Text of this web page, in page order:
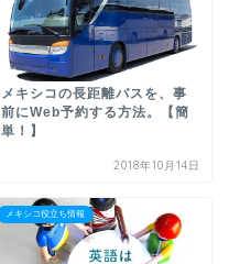
メキシコの長距離バスを、事
前にWeb予約する方法。【簡
単！】
2018年10月14日
メキシコ役立ち情報